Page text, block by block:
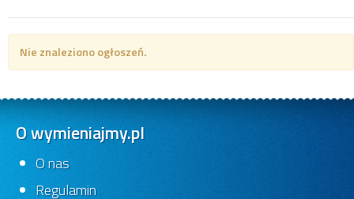
Nie znaleziono ogłoszeń.
O wymieniajmy.pl
O nas
Regulamin